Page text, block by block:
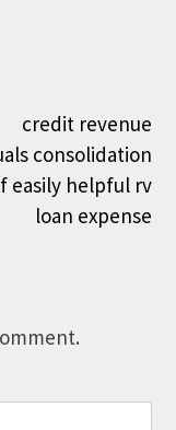
credit revenue
consolidation
easily helpful rv
loan expense